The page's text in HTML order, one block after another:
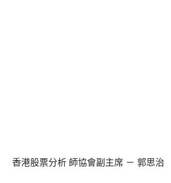
香港股票分析 師協會副主席 － 郭思治